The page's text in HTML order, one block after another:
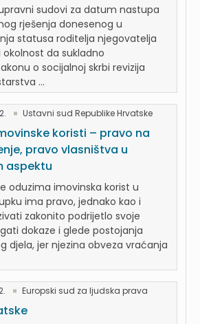
sudovi za datum nastupa
rješenja donesenog u
statusa roditelja njegovatelja
da sukladno
o socijalnoj skrbi revizija
...
Ustavni sud Republike Hrvatske
koristi – pravo na
pravo vlasništva u
aspektu
oduzima imovinska korist u
ima pravo, jednako kao i
zakonito podrijetlo svoje
dokaze i glede postojanja
djela, jer njezina obveza vraćanja
Europski sud za ljudska prava